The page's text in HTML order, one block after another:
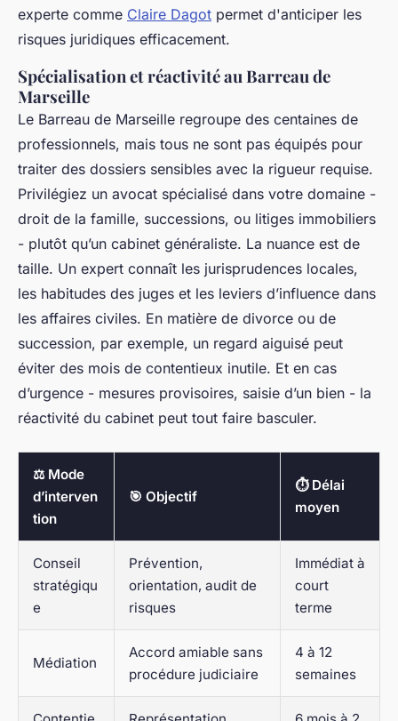
experte comme Claire Dagot permet d'anticiper les
risques juridiques efficacement.
Spécialisation et réactivité au Barreau de
Marseille
Le Barreau de Marseille regroupe des centaines de
professionnels, mais tous ne sont pas équipés pour
traiter des dossiers sensibles avec la rigueur requise.
Privilégiez un avocat spécialisé dans votre domaine -
droit de la famille, successions, ou litiges immobiliers
- plutôt qu’un cabinet généraliste. La nuance est de
taille. Un expert connaît les jurisprudences locales,
les habitudes des juges et les leviers d’influence dans
les affaires civiles. En matière de divorce ou de
succession, par exemple, un regard aiguisé peut
éviter des mois de contentieux inutile. Et en cas
d’urgence - mesures provisoires, saisie d’un bien - la
réactivité du cabinet peut tout faire basculer.
⚖️ Mode
d’interven
tion
🎯 Objectif
⏱️ Délai
moyen
Conseil
stratégiqu
e
Prévention,
orientation, audit de
risques
Immédiat à
court
terme
Médiation
Accord amiable sans
procédure judiciaire
4 à 12
semaines